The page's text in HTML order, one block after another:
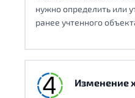
нужно определить или
ранее учтенного
Изменение